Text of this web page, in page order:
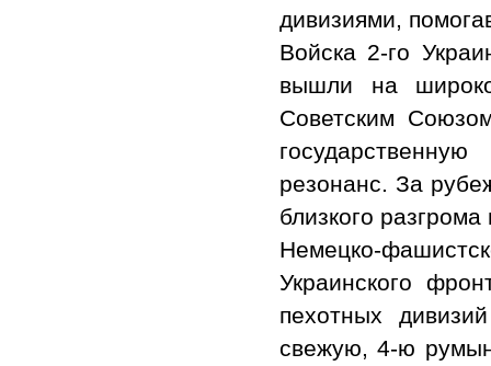
дивизиями,
Войска 2-го
вышли на
Советским
резонанс. За
близкого
Немецко-
Украинского
пехотных
свежую, 4-ю